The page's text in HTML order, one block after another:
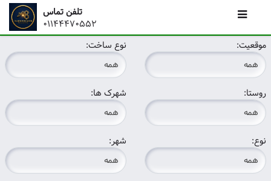
تلفن تماس
01144470552
نوع ساخت:
موقعیت:
شهرک ها: روستا:
شهر: نوع: